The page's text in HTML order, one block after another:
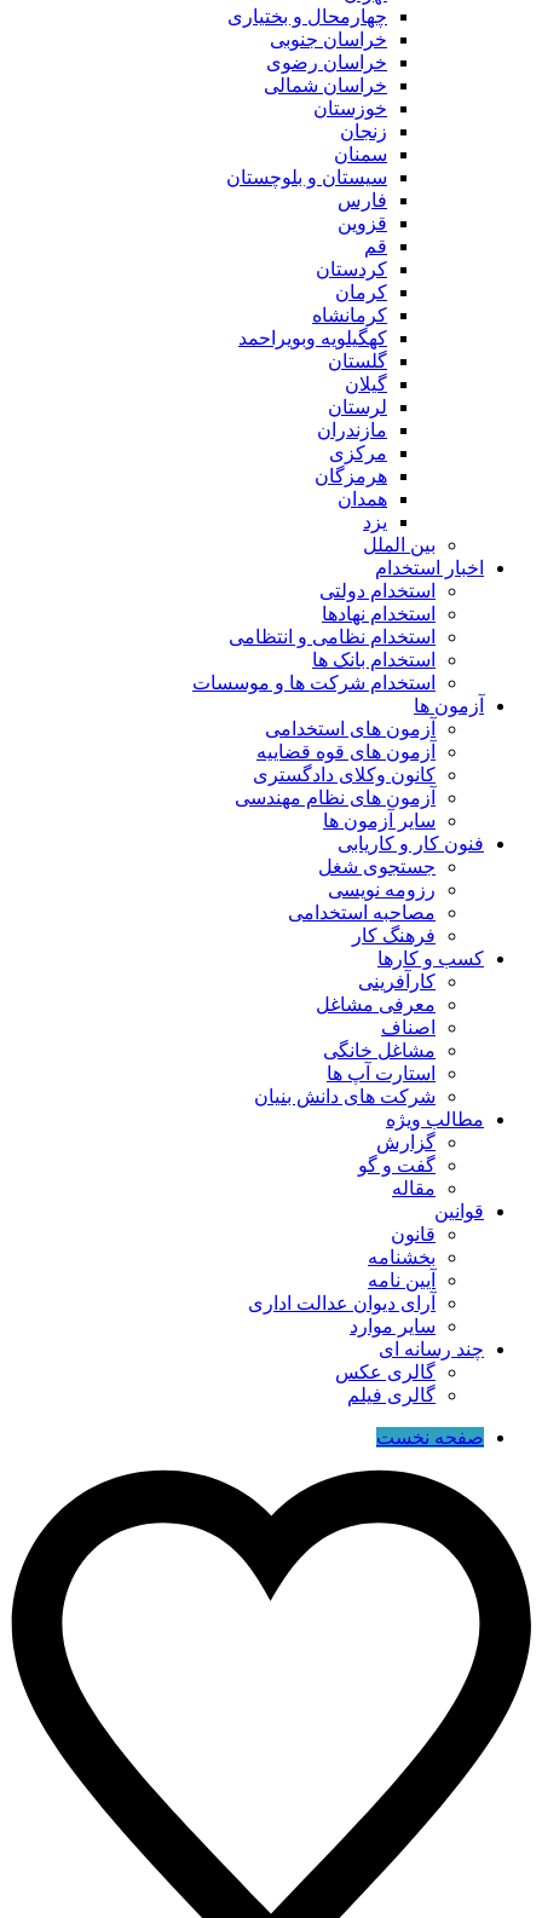
چهارمحال و بختیاری
خراسان جنوبی
خراسان رضوی
خراسان شمالی
خوزستان
زنجان
سمنان
سیستان و بلوچستان
فارس
قزوین
قم
کردستان
کرمان
کرمانشاه
کهگیلویه وبویراحمد
گلستان
گیلان
لرستان
مازندران
مرکزی
هرمزگان
همدان
یزد
بین الملل
اخبار استخدام
استخدام دولتی
استخدام نهادها
استخدام نظامی و انتظامی
استخدام بانک ها
استخدام شرکت ها و موسسات
آزمون ها
آزمون های استخدامی
آزمون های قوه قضاییه
کانون وکلای دادگستری
آزمون های نظام مهندسی
سایر آزمون ها
فنون کار و کاریابی
جستجوی شغل
رزومه نویسی
مصاحبه استخدامی
فرهنگ کار
کسب و کارها
کارآفرینی
معرفی مشاغل
اصناف
مشاغل خانگی
استارت آپ ها
شرکت های دانش بنیان
مطالب ویژه
گزارش
گفت و گو
مقاله
قوانین
قانون
بخشنامه
آیین نامه
آرای دیوان عدالت اداری
سایر موارد
چند رسانه ای
گالری عکس
گالری فیلم
صفحه نخست